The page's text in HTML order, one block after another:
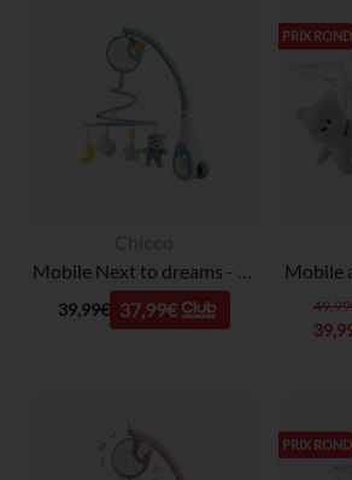
39,99€ 37,99€
PRIX
PRIX